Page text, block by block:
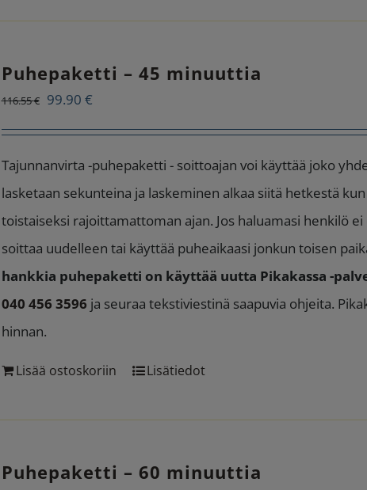
Puhepaketti – 45 minuuttia
116.55€ Alkuperäinen
hinta
99.90 €Nykyinen
hinta
Tajunnanvirta -puhepaketti - soittoajan voi käyttää joko
lasketaan sekunteina ja laskeminen alkaa siitä hetkestä
toistaiseksi rajoittamattoman ajan. Jos haluamasi henkilö
soittaa uudelleen tai käyttää puheaikaasi jonkun toisen
hankkia puhepaketti on käyttää uutta Pikakassa -
040 456 3596 ja seuraa tekstiviestinä saapuvia ohjeita.
hinnan.
Lisää ostoskoriin Lisätiedot
Puhepaketti – 60 minuuttia